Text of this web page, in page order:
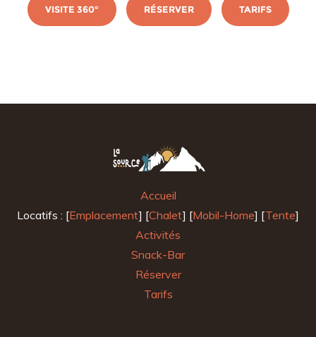
VISITE 360° RÉSERVER TARIFS
Accueil
Locatifs : [Emplacement] [Chalet] [Mobil-Home] [Tente]
Activités
Snack-Bar
Réserver
Tarifs